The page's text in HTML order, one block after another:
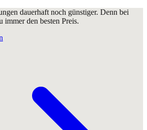
dauerhaft noch günstiger. Denn bei
immer den besten Preis.